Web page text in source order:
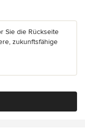
Sie die Rückseite
zukunftsfähige